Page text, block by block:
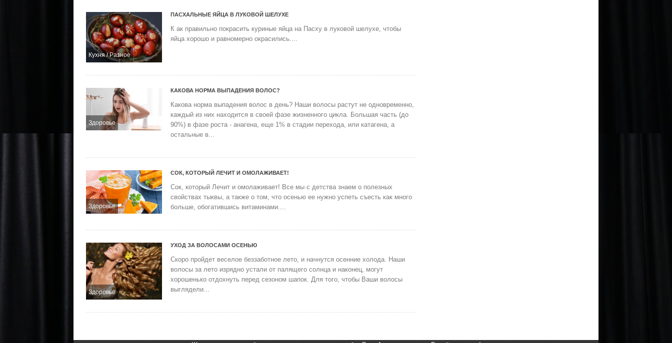
Кухня/Разное
ПАСХАЛЬНЫЕ ЯЙЦА В ЛУКОВОЙ ШЕЛУХЕ
К ак правильно покрасить куриные яйца на Пасху в луковой шелухе, чтобы
яйца хорошо и равномерно окрасились....
Здоровье
КАКОВА НОРМА ВЫПАДЕНИЯ ВОЛОС?
Какова норма выпадения волос в день? Наши волосы растут не одновременно,
каждый из них находится в своей фазе жизненного цикла. Большая часть (до
90%) в фазе роста - анагена, еще 1% в стадии перехода, или катагена, а
остальные в...
Здоровье
СОК, КОТОРЫЙ ЛЕЧИТ И ОМОЛАЖИВАЕТ!
Сок, который Лечит и омолаживает! Все мы с детства знаем о полезных
свойствах тыквы, а также о том, что осенью ее нужно успеть съесть как много
больше, обогатившись витаминами....
Здоровье
УХОД ЗА ВОЛОСАМИ ОСЕНЬЮ
Скоро пройдет веселое беззаботное лето, и начнутся осенние холода. Наши
волосы за лето изрядно устали от палящего солнца и наконец, могут
хорошенько отдохнуть перед сезоном шапок. Для того, чтобы Ваши волосы
выглядели...